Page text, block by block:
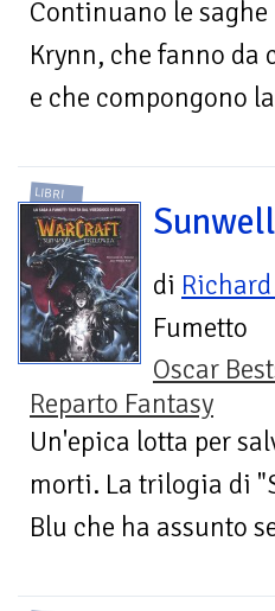
Continuano le
Krynn, che fanno da
e che compongono
LIBRI
di
Fumetto
Oscar
Reparto Fantasy
Un'epica lotta per
morti. La trilogia di
Blu che ha assunto